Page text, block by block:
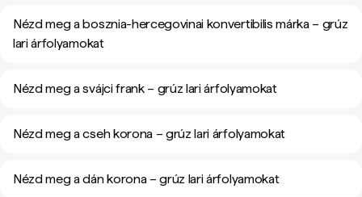
Nézd meg a bosznia-hercegovinai konvertibilis márka – grúz
lari árfolyamokat
Nézd meg a svájci frank – grúz lari árfolyamokat
Nézd meg a cseh korona – grúz lari árfolyamokat
Nézd meg a dán korona – grúz lari árfolyamokat